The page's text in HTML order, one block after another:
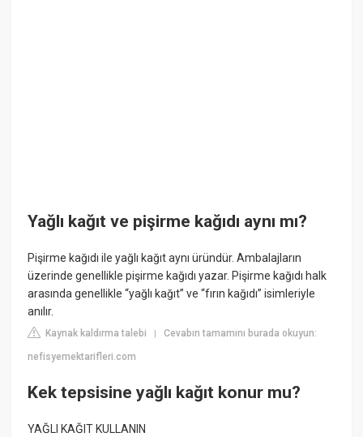
Yağlı kağıt ve pişirme kağıdı aynı mı?
Pişirme kağıdı ile yağlı kağıt aynı üründür. Ambalajların
üzerinde genellikle pişirme kağıdı yazar. Pişirme kağıdı halk
arasında genellikle “yağlı kağıt” ve “fırın kağıdı” isimleriyle
anılır.
Kaynak kaldırma talebi |Cevabın tamamını burada okuyun:
nefisyemektarifleri.com
Kek tepsisine yağlı kağıt konur mu?
YAĞLI KAĞIT KULLANIN